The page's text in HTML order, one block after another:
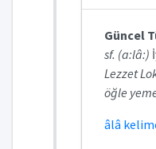
Güncel
sf. (a:lâ:)
Lezzet
öğle
âlâ